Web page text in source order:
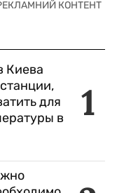
1
Киева
для
в